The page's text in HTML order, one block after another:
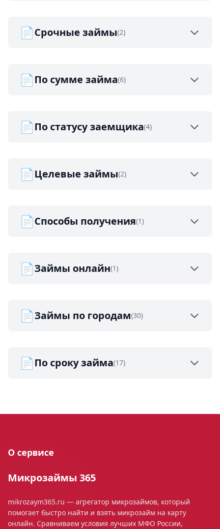
📄Срочные займы(2)
📄По сумме займа(6)
📄По статусу заемщика(4)
📄Целевые займы(2)
📄Способы получения(1)
📄Займы онлайн(1)
📄Займы по городам(30)
📄По сроку займа(17)
О сервисе
Микрозаймы 365
mikrozaym365.ru — агрегатор микрозаймов, который
помогает быстро найти и взять микрозайм на карту
онлайн. Сравниваем условия лучших МФО России,